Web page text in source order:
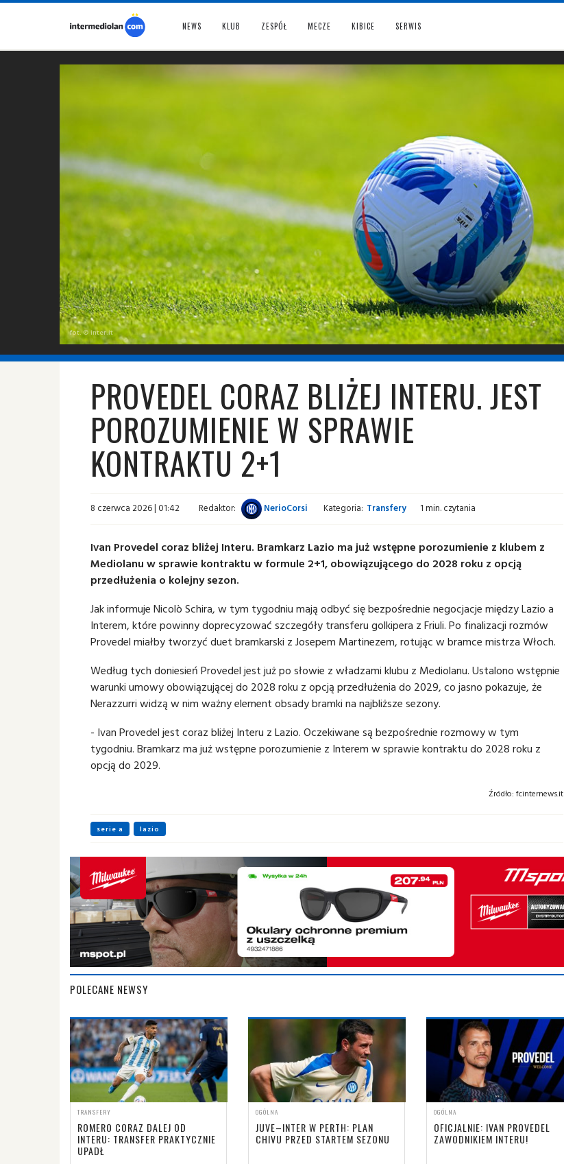
NEWS KLUB ZESPÓŁ MECZE KIBICE SERWIS
fot. © inter.it
PROVEDEL CORAZ BLIŻEJ INTERU. JEST
POROZUMIENIE W SPRAWIE
KONTRAKTU 2+1
8 czerwca 2026 | 01:42 Redaktor: NerioCorsi Kategoria: Transfery 1 min. czytania
Ivan Provedel coraz bliżej Interu. Bramkarz Lazio ma już wstępne porozumienie z klubem z
Mediolanu w sprawie kontraktu w formule 2+1, obowiązującego do 2028 roku z opcją
przedłużenia o kolejny sezon.
Jak informuje Nicolò Schira, w tym tygodniu mają odbyć się bezpośrednie negocjacje między Lazio a
Interem, które powinny doprecyzować szczegóły transferu golkipera z Friuli. Po finalizacji rozmów
Provedel miałby tworzyć duet bramkarski z Josepem Martinezem, rotując w bramce mistrza Włoch.
Według tych doniesień Provedel jest już po słowie z władzami klubu z Mediolanu. Ustalono wstępnie
warunki umowy obowiązującej do 2028 roku z opcją przedłużenia do 2029, co jasno pokazuje, że
Nerazzurri widzą w nim ważny element obsady bramki na najbliższe sezony.
- Ivan Provedel jest coraz bliżej Interu z Lazio. Oczekiwane są bezpośrednie rozmowy w tym
tygodniu. Bramkarz ma już wstępne porozumienie z Interem w sprawie kontraktu do 2028 roku z
opcją do 2029.
Źródło: fcinternews.it
serie a lazio
POLECANE NEWSY
TRANSFERY
ROMERO CORAZ DALEJ OD
INTERU: TRANSFER PRAKTYCZNIE
UPADŁ
OGÓLNA
JUVE–INTER W PERTH: PLAN
CHIVU PRZED STARTEM SEZONU
OGÓLNA
OFICJALNIE: IVAN PROVEDEL
ZAWODNIKIEM INTERU!